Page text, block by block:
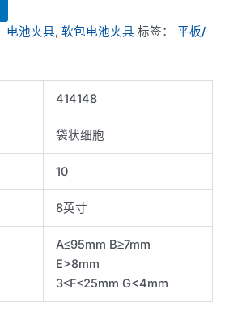
电池夹具, 软包电池夹具 标签： 平板/
414148
袋状细胞
10
8英寸
A≤95mm B≥7mm
E>8mm
3≤F≤25mm G<4mm